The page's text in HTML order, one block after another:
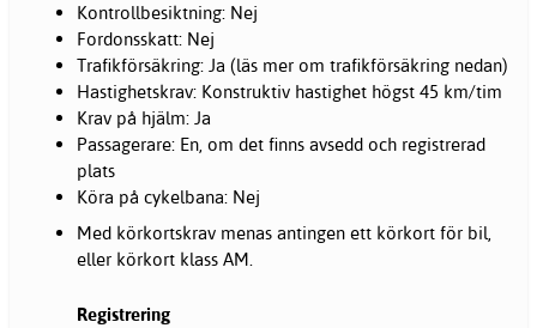
Kontrollbesiktning: Nej
Fordonsskatt: Nej
Trafikförsäkring: Ja (läs mer om trafikförsäkring nedan)
Hastighetskrav: Konstruktiv hastighet högst 45 km/tim
Krav på hjälm: Ja
Passagerare: En, om det finns avsedd och registrerad
plats
Köra på cykelbana: Nej
Med körkortskrav menas antingen ett körkort för bil,
eller körkort klass AM.
Registrering